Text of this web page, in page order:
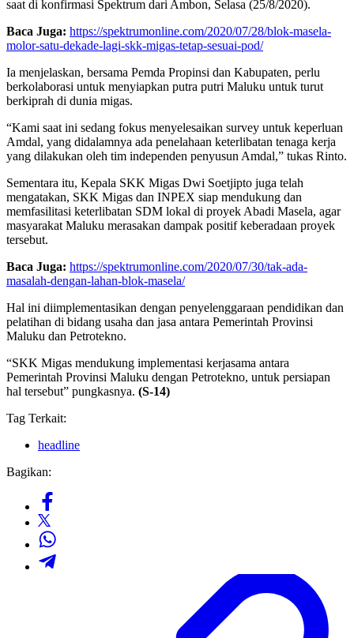
saat di konfirmasi Spektrum dari Ambon, Selasa (25/8/2020).
Baca Juga: https://spektrumonline.com/2020/07/28/blok-masela-
molor-satu-dekade-lagi-skk-migas-tetap-sesuai-pod/
Ia menjelaskan, bersama Pemda Propinsi dan Kabupaten, perlu
berkolaborasi untuk menyiapkan putra putri Maluku untuk turut
berkiprah di dunia migas.
“Kami saat ini sedang fokus menyelesaikan survey untuk keperluan
Amdal, yang didalamnya ada penelahaan keterlibatan tenaga kerja
yang dilakukan oleh tim independen penyusun Amdal,” tukas Rinto.
Sementara itu, Kepala SKK Migas Dwi Soetjipto juga telah
mengatakan, SKK Migas dan INPEX siap mendukung dan
memfasilitasi keterlibatan SDM lokal di proyek Abadi Masela, agar
masyarakat Maluku merasakan dampak positif keberadaan proyek
tersebut.
Baca Juga: https://spektrumonline.com/2020/07/30/tak-ada-
masalah-dengan-lahan-blok-masela/
Hal ini diimplementasikan dengan penyelenggaraan pendidikan dan
pelatihan di bidang usaha dan jasa antara Pemerintah Provinsi
Maluku dan Petrotekno.
“SKK Migas mendukung implementasi kerjasama antara
Pemerintah Provinsi Maluku dengan Petrotekno, untuk persiapan
hal tersebut” pungkasnya. (S-14)
Tag Terkait:
headline
Bagikan: